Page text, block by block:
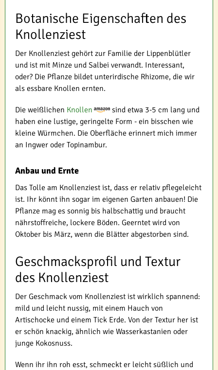
Botanische Eigenschaften des
Knollenziest
Der Knollenziest gehört zur Familie der Lippenblütler
und ist mit Minze und Salbei verwandt. Interessant,
oder? Die Pflanze bildet unterirdische Rhizome, die wir
als essbare Knollen ernten.
Die weißlichen Knollen
sind etwa 3-5 cm lang und
haben eine lustige, geringelte Form - ein bisschen wie
kleine Würmchen. Die Oberfläche erinnert mich immer
an Ingwer oder Topinambur.
Anbau und Ernte
Das Tolle am Knollenziest ist, dass er relativ pflegeleicht
ist. Ihr könnt ihn sogar im eigenen Garten anbauen! Die
Pflanze mag es sonnig bis halbschattig und braucht
nährstoffreiche, lockere Böden. Geerntet wird von
Oktober bis März, wenn die Blätter abgestorben sind.
Geschmacksprofil und Textur
des Knollenziest
Der Geschmack vom Knollenziest ist wirklich spannend:
mild und leicht nussig, mit einem Hauch von
Artischocke und einem Tick Erde. Von der Textur her ist
er schön knackig, ähnlich wie Wasserkastanien oder
junge Kokosnuss.
Wenn ihr ihn roh esst, schmeckt er leicht süßlich und